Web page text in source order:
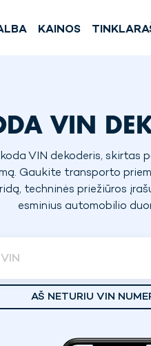
KAINOS
VIN
VIN dekoderis, skirtas
Gaukite transporto
techninės priežiūros
esminius automobilio
AŠ NETURIU VIN